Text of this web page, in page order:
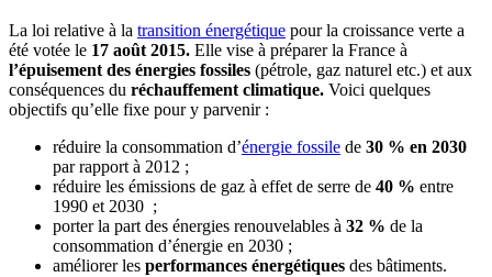
La loi relative à la transition énergétique pour la croissance verte a
été votée le 17 août 2015. Elle vise à préparer la France à
l’épuisement des énergies fossiles (pétrole, gaz naturel etc.) et aux
conséquences du réchauffement climatique. Voici quelques
objectifs qu’elle fixe pour y parvenir :
réduire la consommation d’énergie fossile de 30 % en 2030
par rapport à 2012 ;
réduire les émissions de gaz à effet de serre de 40 % entre
1990 et 2030 ;
porter la part des énergies renouvelables à 32 % de la
consommation d’énergie en 2030 ;
améliorer les performances énergétiques des bâtiments.